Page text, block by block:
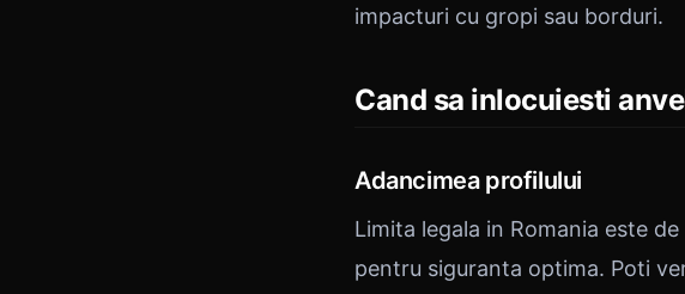
impacturi cu gropi sau borduri.
Cand sa inlocuiesti
Adancimea profilului
Limita legala in Romania este
pentru siguranta optima. Poti